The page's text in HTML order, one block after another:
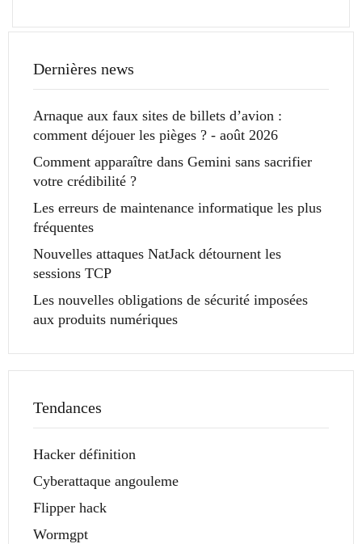
Dernières news
Arnaque aux faux sites de billets d’avion :
comment déjouer les pièges ? - août 2026
Comment apparaître dans Gemini sans sacrifier
votre crédibilité ?
Les erreurs de maintenance informatique les plus
fréquentes
Nouvelles attaques NatJack détournent les
sessions TCP
Les nouvelles obligations de sécurité imposées
aux produits numériques
Tendances
Hacker définition
Cyberattaque angouleme
Flipper hack
Wormgpt